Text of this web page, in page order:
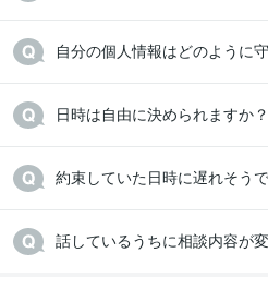
自分の個人情報はどのように
日時は自由に決められますか？
約束していた日時に遅れそうで
話しているうちに相談内容が